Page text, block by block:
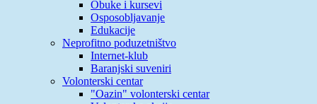
Obuke i kursevi
Osposobljavanje
Edukacije
Neprofitno poduzetništvo
Internet-klub
Baranjski suveniri
Volonterski centar
"Oazin" volonterski centar